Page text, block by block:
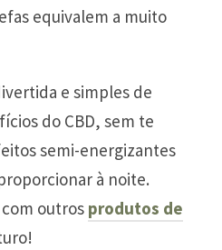
equivalem a muito
e simples de
do CBD, sem te
semi-energizantes
à noite.
outros produtos de